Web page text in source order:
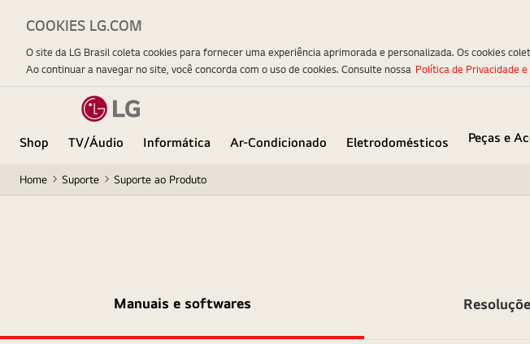
Shop TV/Áudio Informática Ar-Condicionado Eletrodomésticos Peças e
Home Suporte Suporte ao Produto
Manuais e softwares
COOKIES LG.COM
O site da LG Brasil coleta cookies para fornecer uma experiência aprimorada e personalizada. Os cookies
Ao continuar a navegar no site, você concorda com o uso de cookies. Consulte nossa Política de Privacidade